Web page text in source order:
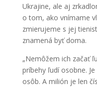
Ukrajine, ale aj
o tom, ako vnímame
zmierujeme s jej
znamená byť doma.
„Nemôžem ich začať
príbehy ľudí osobne.
osôb. A milión je len